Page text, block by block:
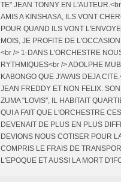
TE" JEAN TONNY EN
AMIS A KINSHASA, ILS VONT
POUR QUAND ILS VONT
MOIS, JE PROFITE DE
<br /> 1-DANS L'ORCHESTRE
RYTHMIQUES<br /> ADOLPHE
KABONGO QUE J'AVAIS DEJA
JEAN FREDDY ET NON FELIX.
ZUMA "LOVIS", IL HABITAIT
QUI A FAIT QUE L'ORCHESTRE
DEVENAIT DE PLUS EN PLUS
DEVIONS NOUS COTISER POUR
COMPRIS LE FRAIS DE
L'EPOQUE ET AUSSI LA MORT